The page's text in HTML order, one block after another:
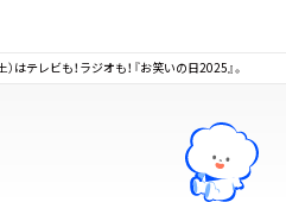
はテレビも！ラジオも！『お笑いの日2025』。